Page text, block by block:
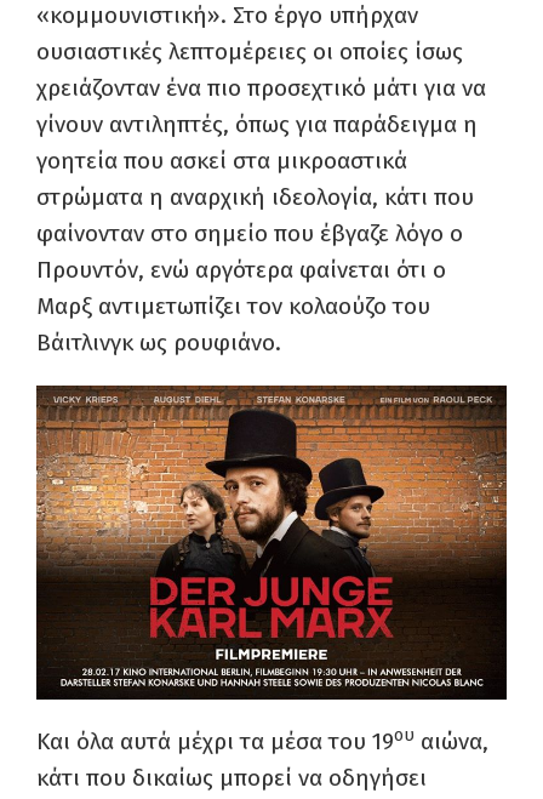
«κομμουνιστική». Στο έργο υπήρχαν
ουσιαστικές λεπτομέρειες οι οποίες ίσως
χρειάζονταν ένα πιο προσεχτικό μάτι για να
γίνουν αντιληπτές, όπως για παράδειγμα η
γοητεία που ασκεί στα μικροαστικά
στρώματα η αναρχική ιδεολογία, κάτι που
φαίνονταν στο σημείο που έβγαζε λόγο ο
Προυντόν, ενώ αργότερα φαίνεται ότι ο
Μαρξ αντιμετωπίζει τον κολαούζο του
Βάιτλινγκ ως ρουφιάνο.
Και όλα αυτά μέχρι τα μέσα του 19ου αιώνα,
κάτι που δικαίως μπορεί να οδηγήσει